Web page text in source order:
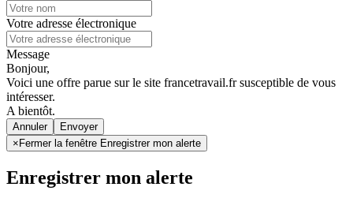
Votre adresse électronique
Message
Bonjour,
Voici une offre parue sur le site francetravail.fr susceptible de vous
intéresser.
A bientôt.
Annuler
× Fermer la fenêtre Enregistrer mon alerte
Enregistrer mon alerte